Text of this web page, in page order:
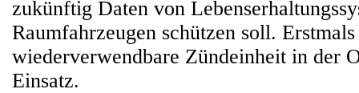
zukünftig Daten von
Raumfahrzeugen schützen soll.
wiederverwendbare Zündeinheit in der
Einsatz.